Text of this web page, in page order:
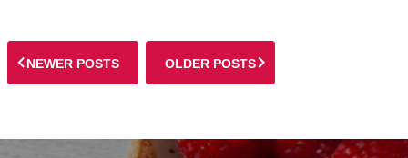
NEWER POSTS OLDER POSTS